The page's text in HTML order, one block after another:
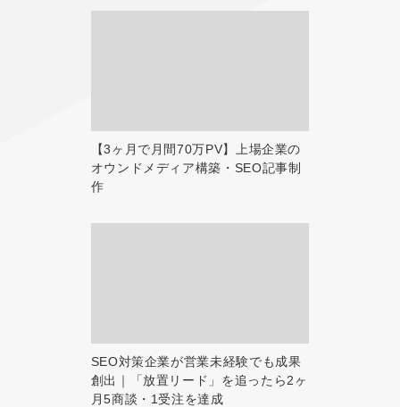
【3ヶ月で月間70万PV】上場企業の
オウンドメディア構築・SEO記事制
作
SEO対策企業が営業未経験でも成果
創出｜「放置リード」を追ったら2ヶ
月5商談・1受注を達成